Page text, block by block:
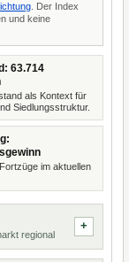
. Der Index
und keine
63.714
als Kontext für
Siedlungsstruktur.
im aktuellen
regional